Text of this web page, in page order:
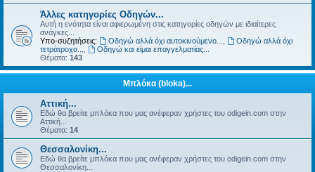
Άλλες κατηγορίες Οδηγών...
Αυτή η ενότητα είναι αφιερωμένη στις κατηγορίες οδηγών με ιδιαίτερες
ανάγκες...
Υπο-συζητήσεις:
Οδηγώ αλλά όχι αυτοκινούμενο...
Οδηγώ αλλά όχι
τετράτροχο...
Οδηγώ και είμαι επαγγελματίας...
Θέματα: 143
Μπλόκα (bloka)...
Αττική...
Εδώ θα βρείτε μπλόκα που μας ανέφεραν χρήστες του odigein.com στην
Αττική...
Θέματα: 14
Θεσσαλονίκη...
Εδώ θα βρείτε μπλόκα που μας ανέφεραν χρήστες του odigein.com στην
Θεσσαλονίκη...